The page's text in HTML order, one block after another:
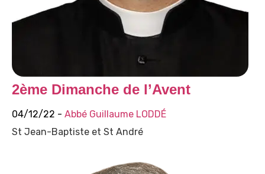
2ème Dimanche de l’Avent
04/12/22 - Abbé Guillaume LODDÉ
St Jean-Baptiste et St André